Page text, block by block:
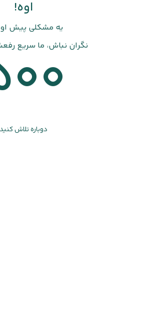
اوه!
یه مشکلی پیش
نگران نباش، ما سریع
دوباره تلاش کنید